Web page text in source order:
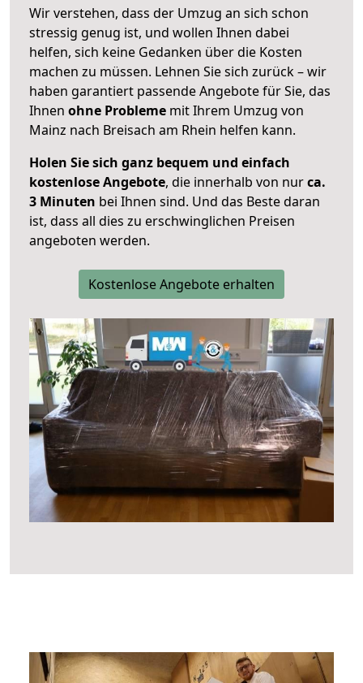
Wir verstehen, dass der Umzug an sich schon
stressig genug ist, und wollen Ihnen dabei
helfen, sich keine Gedanken über die Kosten
machen zu müssen. Lehnen Sie sich zurück – wir
haben garantiert passende Angebote für Sie, das
Ihnen ohne Probleme mit Ihrem Umzug von
Mainz nach Breisach am Rhein helfen kann.
Holen Sie sich ganz bequem und einfach
kostenlose Angebote, die innerhalb von nurca.
3 Minuten bei Ihnen sind. Und das Beste daran
ist, dass all dies zu erschwinglichen Preisen
angeboten werden.
Kostenlose Angebote erhalten